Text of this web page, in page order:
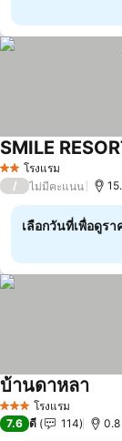
2 ดาวโรงแรม
SMILE
/ ไม่มีคะแนน
เลือกวันที่เพื่อดูร
3 ดาว โรงแรม
บ้านดาหลา
7.6 ดี 114 0.8